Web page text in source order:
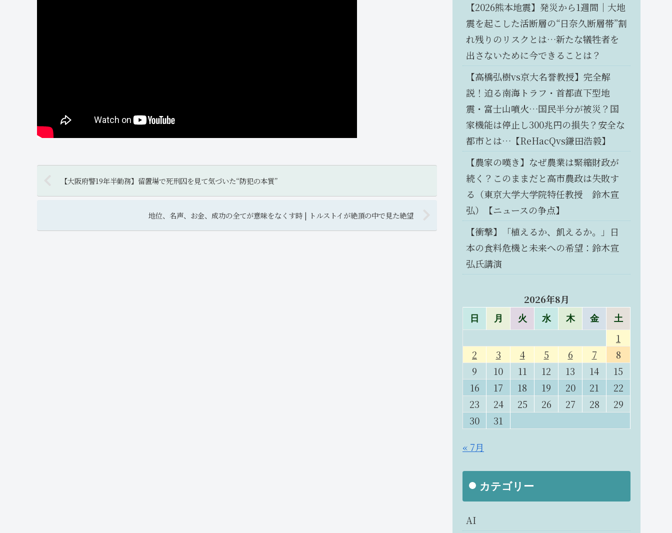
【大阪府警19年半勤務】留置場で死刑囚を見て気づいた“防犯の本質”
地位、名声、お金、成功の全てが意味をなくす時 | トルストイが絶頂の中で見た絶望
【2026熊本地震】発災から1週間｜大地
震を起こした活断層の“日奈久断層帯”割
れ残りのリスクとは…新たな犠牲者を
出さないために今できることは？
【高橋弘樹vs京大名誉教授】完全解
説！迫る南海トラフ・首都直下型地
震・富士山噴火…国民半分が被災？国
家機能は停止し300兆円の損失？安全な
都市とは…【ReHacQvs鎌田浩毅】
【農家の嘆き】なぜ農業は緊縮財政が
続く？このままだと高市農政は失敗す
る（東京大学大学院特任教授 鈴木宣
弘）【ニュースの争点】
【衝撃】「植えるか、飢えるか。」日
本の食料危機と未来への希望：鈴木宣
弘氏講演
2026年8月
日 月 火 水 木 金 土
1
2
3 4 5 6 7
8
9
10 11 12 13 14
15
16
17 18 19 20 21
22
23
24 25 26 27 28
29
30
31
« 7月
カテゴリー
AI